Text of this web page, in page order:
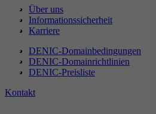
Über uns
Informationssicherheit
Karriere
DENIC-Domainbedingungen
DENIC-Domainrichtlinien
DENIC-Preisliste
Kontakt